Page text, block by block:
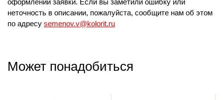
оформлении заявки. Если вы заметили ошибку или
неточность в описании, пожалуйста, сообщите нам об этом
по адресу semenov.v@kolorit.ru
Может понадобиться